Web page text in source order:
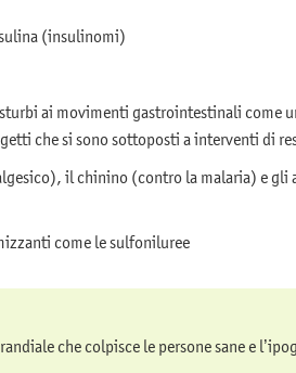
(insulinomi)
ai movimenti gastrointestinali come
che si sono sottoposti a interventi di
il chinino (contro la malaria) e
come le sulfoniluree
che colpisce le persone sane e